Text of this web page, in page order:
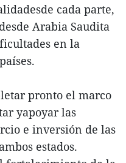
cada parte,
Arabia Saudita
en la
pronto el marco
yapoyar las
e inversión de las
estados.